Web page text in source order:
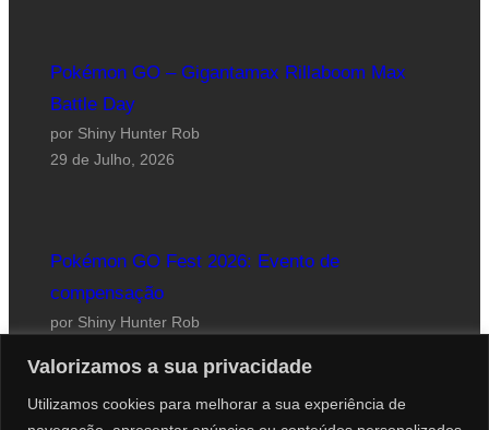
Valorizamos a sua privacidade
Utilizamos cookies para melhorar a sua experiência de
Pokémon GO – Gigantamax Rillaboom Max
Battle Day
por Shiny Hunter Rob
29 de Julho, 2026
Pokémon GO Fest 2026: Evento de
compensação
por Shiny Hunter Rob